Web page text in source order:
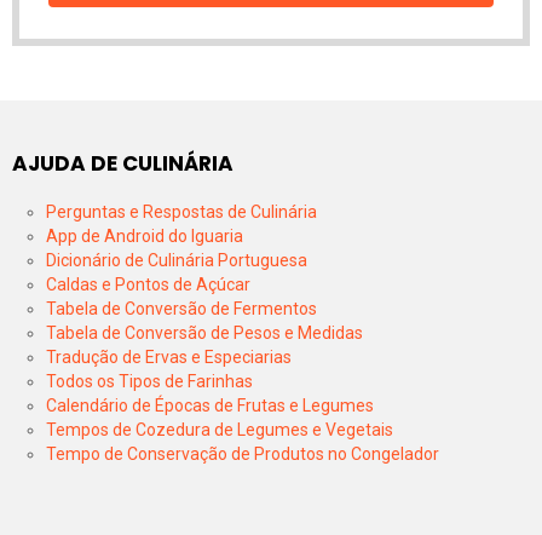
AJUDA DE CULINÁRIA
Perguntas e Respostas de Culinária
App de Android do Iguaria
Dicionário de Culinária Portuguesa
Caldas e Pontos de Açúcar
Tabela de Conversão de Fermentos
Tabela de Conversão de Pesos e Medidas
Tradução de Ervas e Especiarias
Todos os Tipos de Farinhas
Calendário de Épocas de Frutas e Legumes
Tempos de Cozedura de Legumes e Vegetais
Tempo de Conservação de Produtos no Congelador